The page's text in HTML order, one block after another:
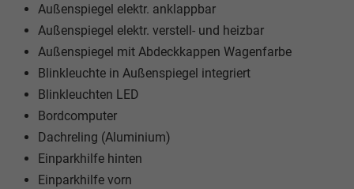
Außenspiegel elektr. anklappbar
Außenspiegel elektr. verstell- und heizbar
Außenspiegel mit Abdeckkappen Wagenfarbe
Blinkleuchte in Außenspiegel integriert
Blinkleuchten LED
Bordcomputer
Dachreling (Aluminium)
Einparkhilfe hinten
Einparkhilfe vorn